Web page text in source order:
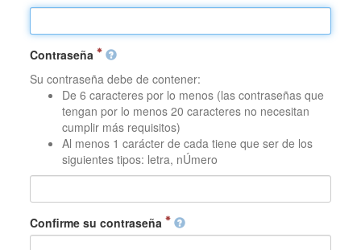
Contraseña
Su contraseña debe de contener:
De 6 caracteres por lo menos (las contraseñas que
tengan por lo menos 20 caracteres no necesitan
cumplir más requisitos)
Al menos 1 carácter de cada tiene que ser de los
siguientes tipos: letra, nÚmero
Confirme su contraseña